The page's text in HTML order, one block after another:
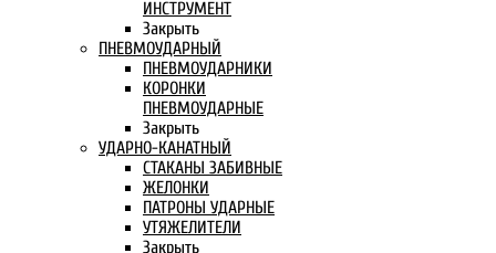
ИНСТРУМЕНТ
Закрыть
ПНЕВМОУДАРНЫЙ
ПНЕВМОУДАРНИКИ
КОРОНКИ
ПНЕВМОУДАРНЫЕ
Закрыть
УДАРНО-КАНАТНЫЙ
СТАКАНЫ ЗАБИВНЫЕ
ЖЕЛОНКИ
ПАТРОНЫ УДАРНЫЕ
УТЯЖЕЛИТЕЛИ
Закрыть